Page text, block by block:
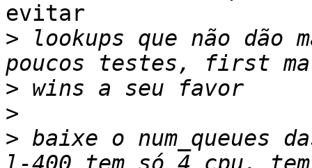
evitar
> lookups que não dão
>
>
> baixe o num_queues